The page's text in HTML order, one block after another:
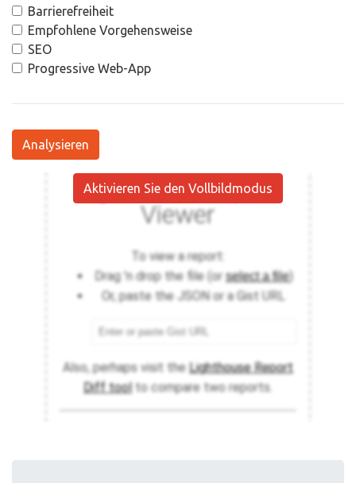
Barrierefreiheit
Empfohlene Vorgehensweise
SEO
Progressive Web-App
Analysieren
Aktivieren Sie den Vollbildmodus